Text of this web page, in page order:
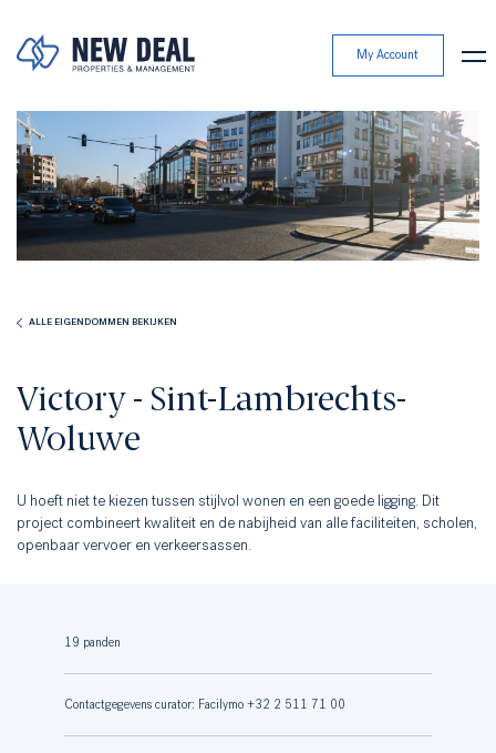
My Account
ALLE EIGENDOMMEN BEKIJKEN
Victory - Sint-Lambrechts-
Woluwe
U hoeft niet te kiezen tussen stijlvol wonen en een goede ligging. Dit
project combineert kwaliteit en de nabijheid van alle faciliteiten, scholen,
openbaar vervoer en verkeersassen.
19 panden
Contactgegevens curator: Facilymo +32 2 511 71 00